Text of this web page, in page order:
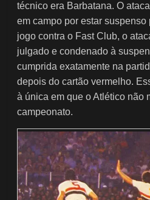
técnico era Barbatana. O
em campo por estar
jogo contra o Fast Club, o
julgado e condenado à
cumprida exatamente na
depois do cartão vermelho.
à única em que o Atlético não
campeonato.